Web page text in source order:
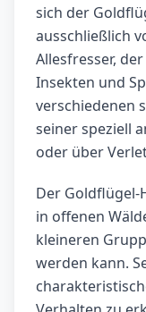
sich der
ausschließlich
Allesfresser,
Insekten und
verschiedenen
seiner speziell
oder über
Der
in offenen
kleineren
werden kann.